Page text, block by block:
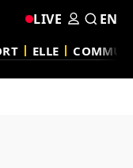
ELLE
LIVE EN